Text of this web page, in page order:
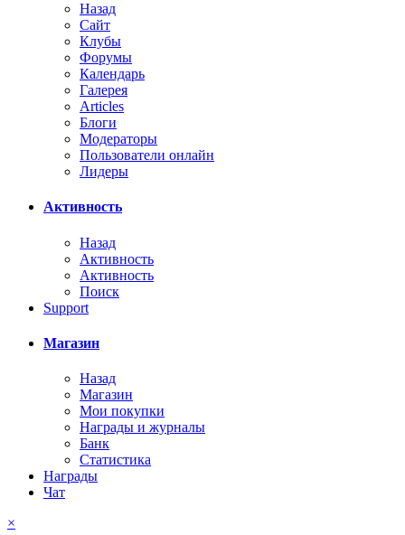
Назад
Сайт
Клубы
Форумы
Календарь
Галерея
Articles
Блоги
Модераторы
Пользователи онлайн
Лидеры
Активность
Назад
Активность
Активность
Поиск
Support
Магазин
Назад
Магазин
Мои покупки
Награды и журналы
Банк
Статистика
Награды
Чат
×